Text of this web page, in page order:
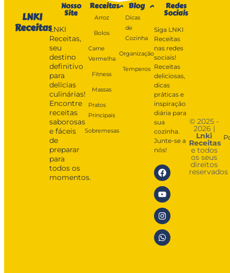
LNKI
Receitas
Nosso
Site
LNKI
Receitas,
seu
destino
definitivo
para
delícias
culinárias!
Encontre
receitas
saborosas
e fáceis
de
preparar
para
todos os
momentos.
Receitas
Arroz
Bolos
Carne
Vermelha
Fitness
Massas
Pratos
Principais
Sobremesas
Blog
Dicas
de
Cozinha
Organização
Temperos
Redes
Sociais
Siga LNKI
Receitas
nas redes
sociais!
Receitas
deliciosas,
dicas
práticas e
inspiração
diária para
sua
cozinha.
Junte-se a
nós!
© 2025 -
2026 |
Lnki
Receitas
e todos
os seus
direitos
reservados